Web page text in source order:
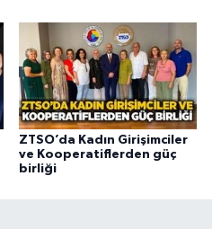
ZTSO’da Kadın Girişimciler
ve Kooperatiflerden güç
birliği